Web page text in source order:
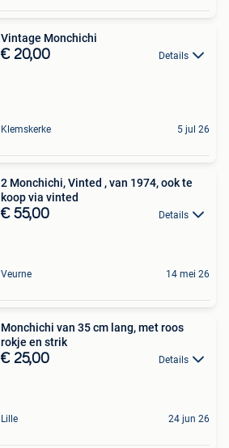
Vintage Monchichi
€ 20,00 Details
Klemskerke 5 jul 26
2 Monchichi, Vinted , van 1974, ook te
koop via vinted
€ 55,00 Details
Veurne 14 mei 26
Monchichi van 35 cm lang, met roos
rokje en strik
€ 25,00 Details
Lille 24 jun 26